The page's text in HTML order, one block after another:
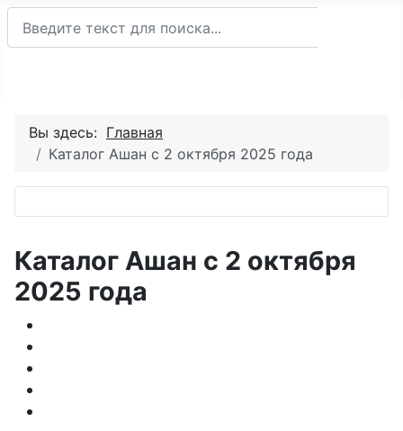
Вы здесь: Главная
Каталог Ашан с 2 октября 2025 года
Каталог Ашан с 2 октября
2025 года